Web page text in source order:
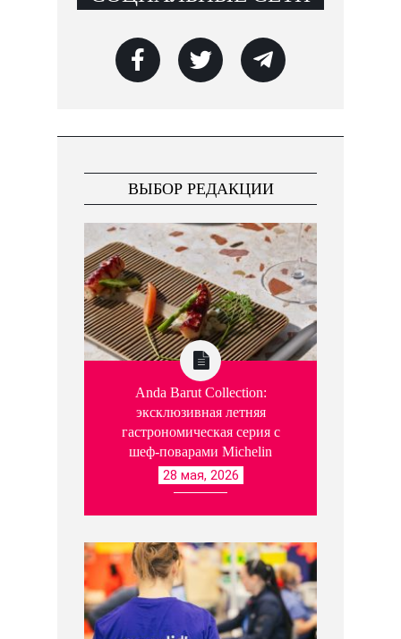
ВЫБОР РЕДАКЦИИ
Anda Barut Collection:
эксклюзивная летняя
гастрономическая серия с
шеф-поварами Michelin
28 мая, 2026